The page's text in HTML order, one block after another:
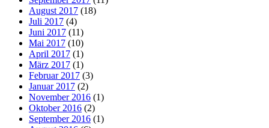
August 2017 (18)
Juli 2017 (4)
Juni 2017 (11)
Mai 2017 (10)
April 2017 (1)
März 2017 (1)
Februar 2017 (3)
Januar 2017 (2)
November 2016 (1)
Oktober 2016 (2)
September 2016 (1)